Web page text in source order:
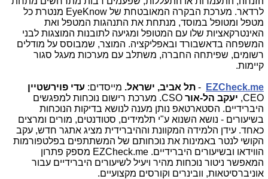
לרדאר. מערכת הבקרה המאובטחת של EyeKnow מנטרת כל
מטפל ומטופל במוסד, מנתחת את התנהגות המטפל ואת
האינטרקאציות שלו עם המטופל ומגיעה לתובנות המוצגות לבני
המשפחה בדאשבורד ובאפליקציה. המוצר, שמבוסס על מודלים
רשומים, שפיתחה החברה, משתלב עם מערכות מעגל סגור
קיימות.
EZCheck.me
- תל אביב, ישראל. מייסדים: עדי פוירשטיין
CEO
, יעקב הל-אור CSO. מערכת רישום נוכחות למפגשים
היברידיים. הסטארטאפ נותן מענה לנושא בדיקות הנוכחות
בשיעורים - נושא השנוא ע"י תלמידים, סטודנטים, מורים ומרצים
כאחד. עידן הלמידה המקוונת וההיברידית מציג אתגר חדש, עקב
הקושי לנטר באמינות את נוכחותם של המשתתפים בפלטפורמות
הווידאו ובשיעורים היברידיים. EZCheck.me מספק פתרון
המאפשר ניטור נוכחות מהיר ויעיל לשיעורים היברידיים עבור
אוניברסיטאות, וובינרים וקורסים מקצועיים.